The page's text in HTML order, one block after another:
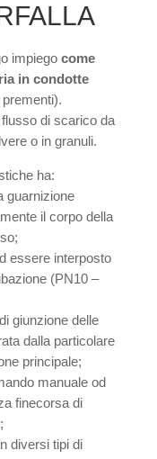
impiego come
in condotte
di scarico da
o in granuli.
ha:
guarnizione
il corpo della
essere interposto
(PN10 –
giunzione delle
dalla particolare
principale;
manuale od
finecorsa di
diversi tipi di